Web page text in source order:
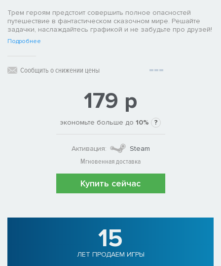
Трем героям предстоит совершить полное опасностей
путешествие в фантастическом сказочном мире. Решайте
задачки, наслаждайтесь графикой и не забудьте про друзей!
Подробнее
Сообщить о снижении цены
179 р
экономьте больше до 10% ?
Активация:
Steam
Мгновенная доставка
Купить сейчас
15
ЛЕТ ПРОДАЕМ ИГРЫ